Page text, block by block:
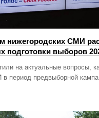
нижегородских СМИ
подготовки выборов
на актуальные вопросы,
период предвыборной